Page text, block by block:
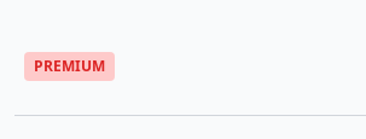
PREMIUM